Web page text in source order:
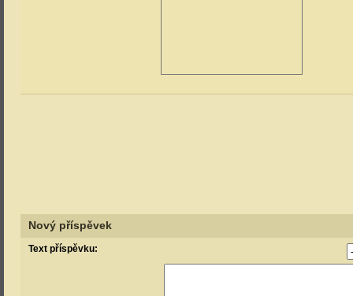
Nový příspěvek
Text příspěvku: